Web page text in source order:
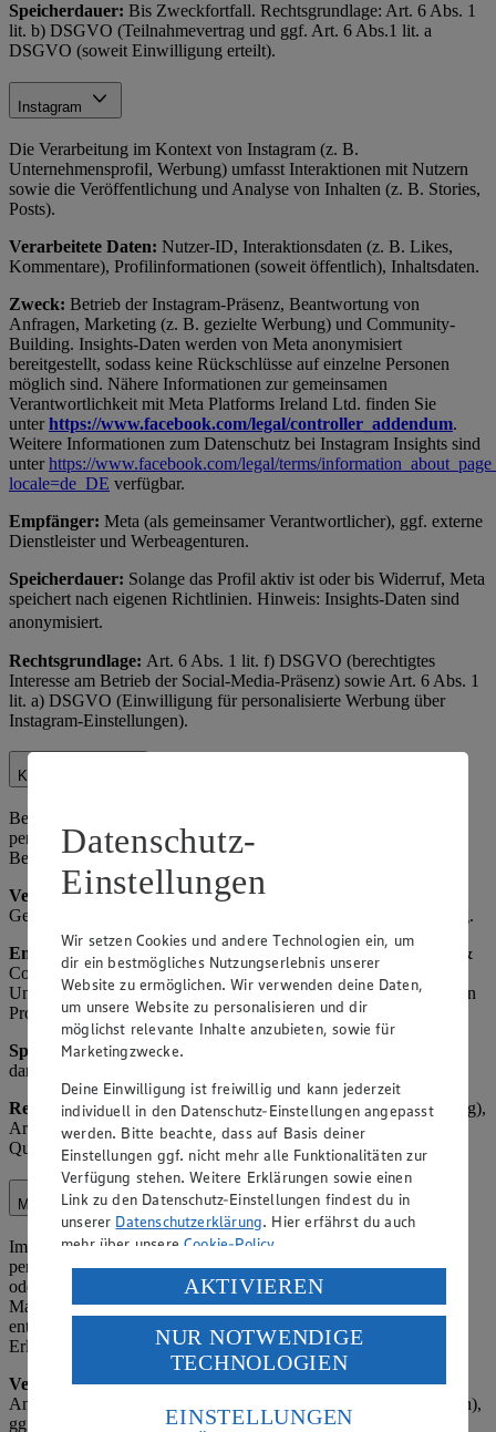
Speicherdauer: Bis Zweckfortfall. Rechtsgrundlage: Art. 6 Abs. 1
lit. b) DSGVO (Teilnahmevertrag und ggf. Art. 6 Abs.1 lit. a
DSGVO (soweit Einwilligung erteilt).
Instagram
Die Verarbeitung im Kontext von Instagram (z. B.
Unternehmensprofil, Werbung) umfasst Interaktionen mit Nutzern
sowie die Veröffentlichung und Analyse von Inhalten (z. B. Stories,
Posts).
Verarbeitete Daten: Nutzer-ID, Interaktionsdaten (z. B. Likes,
Kommentare), Profilinformationen (soweit öffentlich), Inhaltsdaten.
Zweck: Betrieb der Instagram-Präsenz, Beantwortung von
Anfragen, Marketing (z. B. gezielte Werbung) und Community-
Building. Insights-Daten werden von Meta anonymisiert
bereitgestellt, sodass keine Rückschlüsse auf einzelne Personen
möglich sind. Nähere Informationen zur gemeinsamen
Verantwortlichkeit mit Meta Platforms Ireland Ltd. finden Sie
unter https://www.facebook.com/legal/controller_addendum.
Weitere Informationen zum Datenschutz bei Instagram Insights sind
unter https://www.facebook.com/legal/terms/
locale=de_DE verfügbar.
Empfänger: Meta (als gemeinsamer Verantwortlicher), ggf. externe
Dienstleister und Werbeagenturen.
Speicherdauer: Solange das Profil aktiv ist oder bis Widerruf, Meta
speichert nach eigenen Richtlinien. Hinweis: Insights-Daten sind
anonymisiert.
Rechtsgrundlage: Art. 6 Abs. 1 lit. f) DSGVO (berechtigtes
Interesse am Betrieb der Social-Media-Präsenz) sowie Art. 6 Abs. 1
lit. a) DSGVO (Einwilligung für personalisierte Werbung über
Instagram-Einstellungen).
Kundenhotline
Bei Anrufen über unsere Kundenhotline verarbeiten wir
personenbezogene Daten zur Bearbeitung von Anfragen,
Beschwerden oder Rückmeldungen.
Verarbeitete Daten:Telefonnummer, ggf. Name, Anliegen,
Gesprächsnotizen. Zweck: Kundenservice und Qualitätssicherung.
Empfänger: Interne Mitarbeiter, ggf. EDEKA Zentrale Stiftung &
Co. KG (EDEKA Kundenservice), ggf. andere betroffene
Unternehmen des EDEKA-Verbunds, Lieferanten der reklamierten
Produkte.
Speicherdauer:Bis zur abschließenden Bearbeitung plus 1 Jahr,
danach Löschung oder Anonymisierung.
Rechtsgrundlage: Art. 6 Abs. 1 lit. b) DSGVO (Vertragserfüllung),
Art. 6 Abs. 1 lit. f) DSGVO (berechtigtes Interesse an
Qualitätssicherung, Kundenbindung, und Serviceoptimierung).
Marketing
Im Rahmen unserer Marketingaktivitäten verarbeiten wir
personenbezogene Daten, um Kunden über Angebote, Aktionen
oder neue Produkte zu informieren. Dies kann postalisch, per E-
Mail, SMS oder über digitale Kanäle erfolgen, sofern eine
entsprechende Einwilligung vorliegt oder ein gesetzlicher
Erlaubnistatbestand gegeben ist.
Verarbeitete Daten:Name, Kontaktdaten (z. B. E-Mail-Adresse,
Anschrift), Einkaufsverhalten (z. B. bevorzugte Produktkategorien),
ggf. Geburtsdatum (z. B. für Geburtstagsaktionen).
Datenschutz-
Einstellungen
Wir setzen Cookies und andere Technologien ein, um
dir ein bestmögliches Nutzungserlebnis unserer
Website zu ermöglichen. Wir verwenden deine Daten,
um unsere Website zu personalisieren und dir
möglichst relevante Inhalte anzubieten, sowie für
Marketingzwecke.
Deine Einwilligung ist freiwillig und kann jederzeit
individuell in den Datenschutz-Einstellungen angepasst
werden. Bitte beachte, dass auf Basis deiner
Einstellungen ggf. nicht mehr alle Funktionalitäten zur
Verfügung stehen. Weitere Erklärungen sowie einen
Link zu den Datenschutz-Einstellungen findest du in
unserer Datenschutzerklärung. Hier erfährst du auch
mehr über unsereCookie-Policy.
Verarbeitung deiner personenbezogenen Daten in den
USA durch Facebook und YouTube:
Wenn du auf „Aktivieren“ klickst, willigst du im Sinne
des Art. 49 Abs. 1 Satz 1 lit. a) DSGVO ein, dass deine
Daten in den USA verarbeitet werden. Der EuGH sieht
die USA als Land mit einem nach europäischen
AKTIVIEREN
NUR NOTWENDIGE
TECHNOLOGIEN
EINSTELLUNGEN